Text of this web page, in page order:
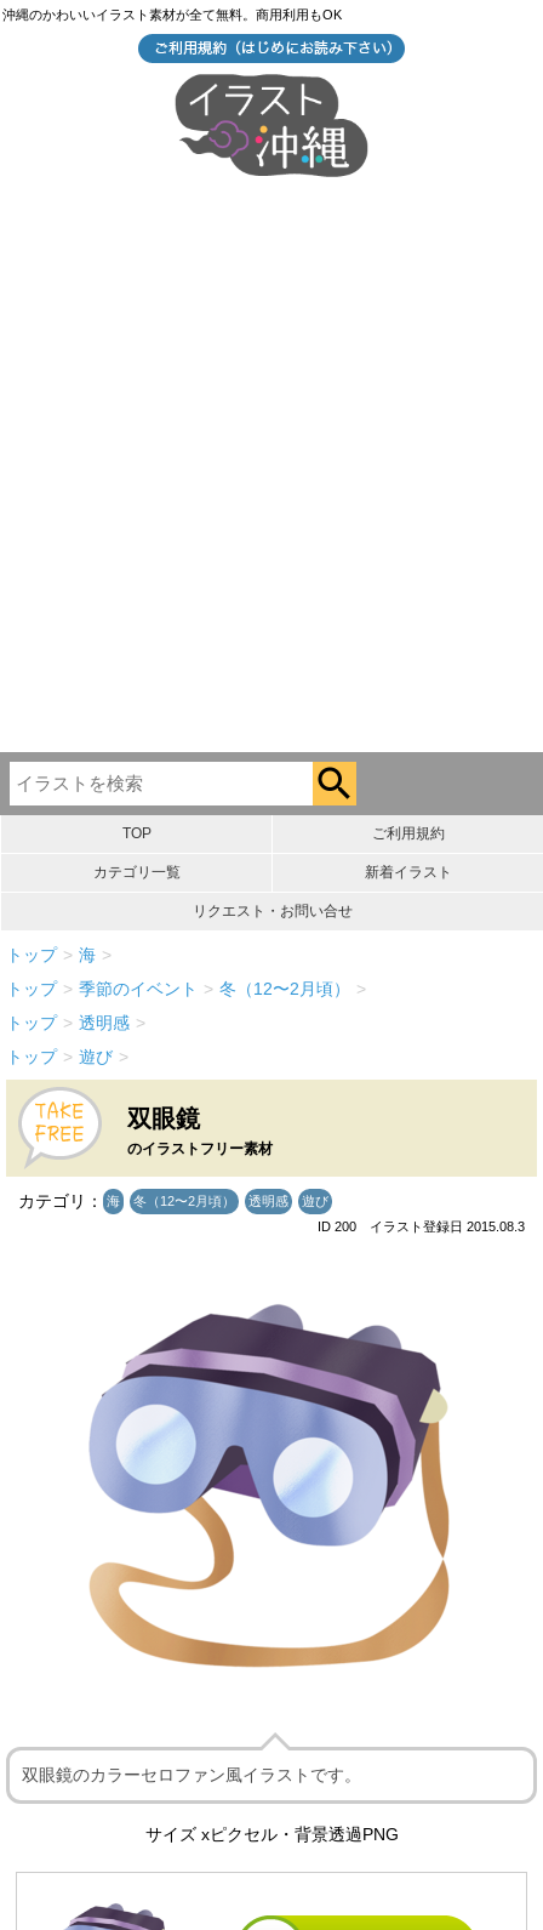
沖縄のかわいいイラスト素材が全て無料。商用利用もOK
TOP ご利用規約
カテゴリ一覧 新着イラスト
リクエスト・お問い合せ
トップ > 海 >
トップ > 季節のイベント > 冬（12〜2月頃）
>
トップ > 透明感 >
トップ > 遊び >
双眼鏡
のイラストフリー素材
カテゴリ： 海 冬（12〜2月頃） 透明感
遊び
ID 200 イラスト登録日 2015.08.3
双眼鏡のカラーセロファン風イラストです。
サイズ xピクセル・背景透過PNG